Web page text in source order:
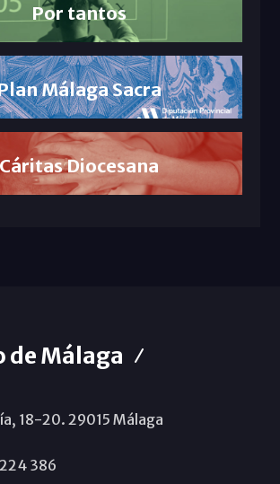
Por tantos
Málaga Sacra
Cáritas Diocesana
de Málaga
18-20. 29015 Málaga
386